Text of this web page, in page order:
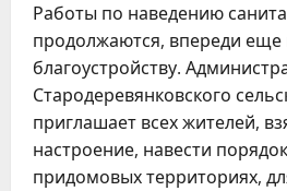
Работы по наведению
продолжаются, впереди еще
благоустройству.
Стародеревянковского
приглашает всех жителей,
настроение, навести
придомовых территориях,